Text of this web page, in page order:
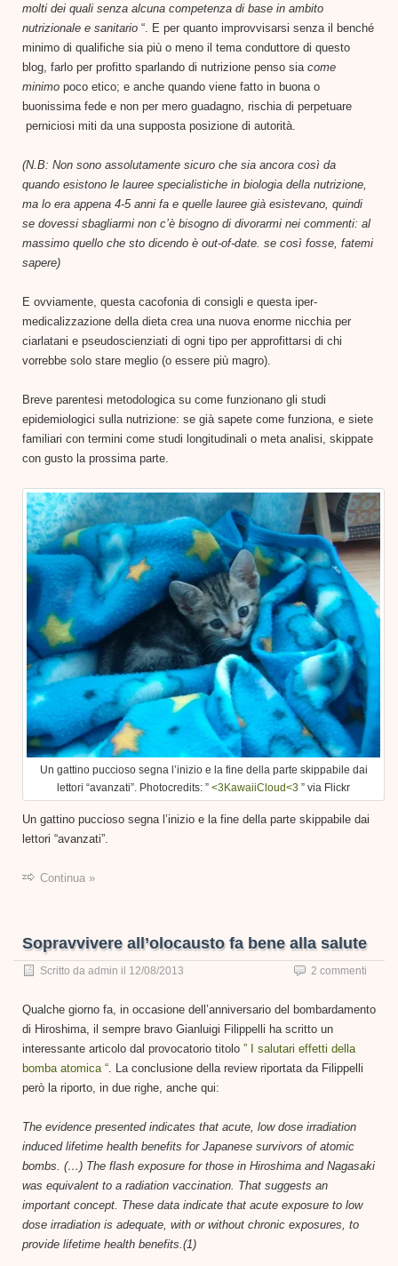
molti dei quali senza alcuna competenza di base in ambito
nutrizionale e sanitario “. E per quanto improvvisarsi senza il benché
minimo di qualifiche sia più o meno il tema conduttore di questo
blog, farlo per profitto sparlando di nutrizione penso sia come
minimo poco etico; e anche quando viene fatto in buona o
buonissima fede e non per mero guadagno, rischia di perpetuare
perniciosi miti da una supposta posizione di autorità.
(N.B: Non sono assolutamente sicuro che sia ancora così da
quando esistono le lauree specialistiche in biologia della nutrizione,
ma lo era appena 4-5 anni fa e quelle lauree già esistevano, quindi
se dovessi sbagliarmi non c’è bisogno di divorarmi nei commenti: al
massimo quello che sto dicendo è out-of-date. se così fosse, fatemi
sapere)
E ovviamente, questa cacofonia di consigli e questa iper-
medicalizzazione della dieta crea una nuova enorme nicchia per
ciarlatani e pseudoscienziati di ogni tipo per approfittarsi di chi
vorrebbe solo stare meglio (o essere più magro).
Breve parentesi metodologica su come funzionano gli studi
epidemiologici sulla nutrizione: se già sapete come funziona, e siete
familiari con termini come studi longitudinali o meta analisi, skippate
con gusto la prossima parte.
Un gattino puccioso segna l’inizio e la fine della parte skippabile dai
lettori “avanzati”. Photocredits: ” <3KawaiiCloud<3 ” via Flickr
Un gattino puccioso segna l’inizio e la fine della parte skippabile dai
lettori “avanzati”.
Continua »
Sopravvivere all’olocausto fa bene alla salute
Scritto da admin il 12/08/2013 2 commenti
Qualche giorno fa, in occasione dell’anniversario del bombardamento
di Hiroshima, il sempre bravo Gianluigi Filippelli ha scritto un
interessante articolo dal provocatorio titolo ” I salutari effetti della
bomba atomica “. La conclusione della review riportata da Filippelli
però la riporto, in due righe, anche qui:
The evidence presented indicates that acute, low dose irradiation
induced lifetime health benefits for Japanese survivors of atomic
bombs. (…) The flash exposure for those in Hiroshima and Nagasaki
was equivalent to a radiation vaccination. That suggests an
important concept. These data indicate that acute exposure to low
dose irradiation is adequate, with or without chronic exposures, to
provide lifetime health benefits.(1)